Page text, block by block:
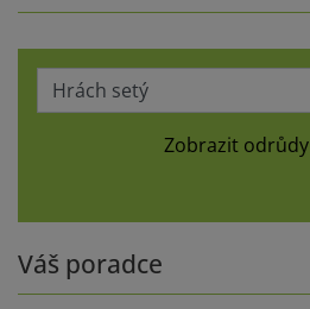
Hrách setý
Zobrazit odrůdy
Váš poradce